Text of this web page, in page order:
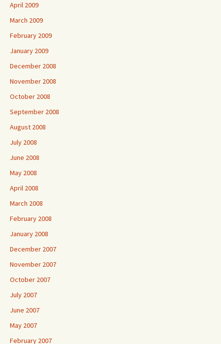
April 2009
March 2009
February 2009
January 2009
December 2008
November 2008
October 2008
September 2008
August 2008
July 2008
June 2008
May 2008
April 2008
March 2008
February 2008
January 2008
December 2007
November 2007
October 2007
July 2007
June 2007
May 2007
February 2007